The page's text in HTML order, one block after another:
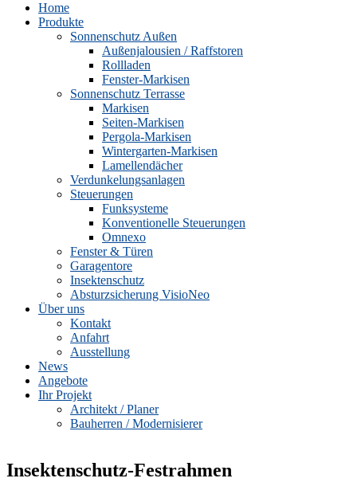
Home
Produkte
Sonnenschutz Außen
Außenjalousien / Raffstoren
Rollladen
Fenster-Markisen
Sonnenschutz Terrasse
Markisen
Seiten-Markisen
Pergola-Markisen
Wintergarten-Markisen
Lamellendächer
Verdunkelungsanlagen
Steuerungen
Funksysteme
Konventionelle Steuerungen
Omnexo
Fenster & Türen
Garagentore
Insektenschutz
Absturzsicherung VisioNeo
Über uns
Kontakt
Anfahrt
Ausstellung
News
Angebote
Ihr Projekt
Architekt / Planer
Bauherren / Modernisierer
Insektenschutz-Festrahmen